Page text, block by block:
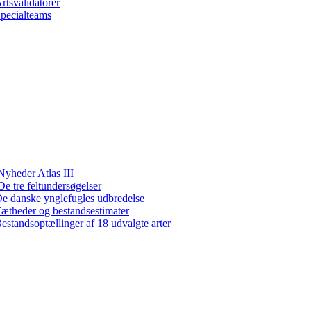
Atlas III
tre feltundersøgelser
danske ynglefugles udbredelse
og bestandsestimater
af 18 udvalgte arter